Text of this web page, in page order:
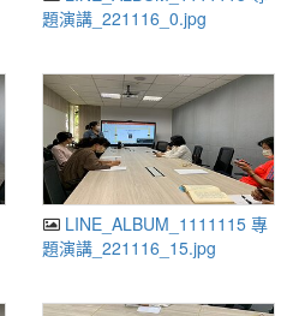
題演講_221116_0.jpg
LINE_ALBUM_1111115 專
題演講_221116_15.jpg